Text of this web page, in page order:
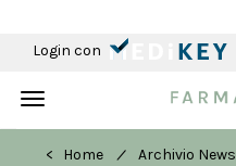
Login con
Toggle
< Home
/ Archivio News